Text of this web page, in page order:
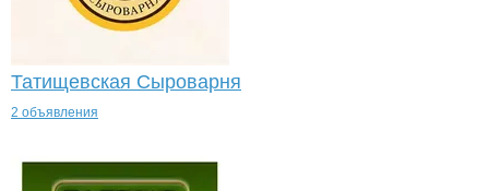
Татищевская Сыроварня
2 объявления